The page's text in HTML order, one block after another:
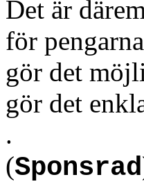
Det är
för
gör det
gör det
.
(Sponsrad